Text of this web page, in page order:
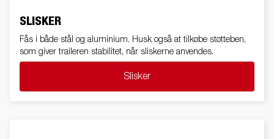
SLISKER
Fås i både stål og aluminium. Husk også at tilkøbe støtteben,
som giver traileren stabilitet, når sliskerne anvendes.
Slisker